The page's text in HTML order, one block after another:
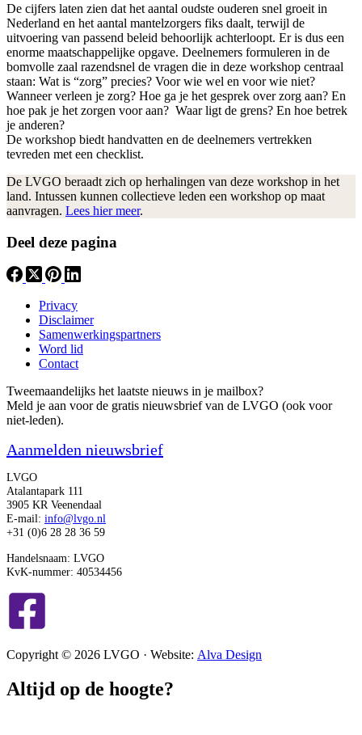
De cijfers laten zien dat het aantal oudste ouderen snel groeit in
Nederland en het aantal mantelzorgers fiks daalt, terwijl de
uitvoering van passend beleid behoorlijk achterloopt. Er is dus een
enorme maatschappelijke opgave. Deelnemers formuleren in de
bomvolle zaal razendsnel de vragen die in deze workshop centraal
staan: Wat is “zorg” precies? Voor wie wel en voor wie niet?
Wanneer verleen je zorg? Hoe ga je het gesprek over zorg aan? En
hoe pak je het zorgen voor aan? Waar ligt de grens? En hoe betrek
je anderen?
De workshop biedt handvatten en de deelnemers vertrekken
tevreden met een checklist.
De LVGO beraadt zich op herhalingen van deze workshop in het
land. Intussen kunnen collectieve leden een workshop op maat
aanvragen. Lees hier meer.
Deel deze pagina
Privacy
Disclaimer
Samenwerkingspartners
Word lid
Contact
Tweemaandelijks het laatste nieuws in je mailbox?
Meld je aan voor de gratis nieuwsbrief van de LVGO (ook voor
niet-leden).
Aanmelden nieuwsbrief
LVGO
Atalantapark 111
3905 KR Veenendaal
E-mail: info@lvgo.nl
+31 (0)6 28 28 36 59
Handelsnaam: LVGO
KvK-nummer: 40534456
Copyright © 2026 LVGO · Website: Alva Design
Altijd op de hoogte?